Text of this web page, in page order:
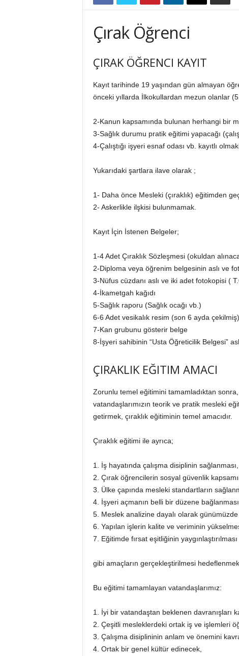
k
Çırak Öğrenci
ÇIRAK ÖĞRENCI KAYIT
Kayıt tarihinde 19 yaşından gün almayan
önceki yıllarda İlkokullardan mezun olanlar
2-Kanun kapsamında bulunan herhangi bir
3-Sağlık durumu pratik eğitimi yapacağı
4-Çalıştığı işyeri esnaf odası vb. kayıtlı
Yukarıdaki şartlara ilave olarak ;
1- Daha önce Mesleki (çıraklık) eğitimden
2- Askerlikle ilşkisi bulunmamak.
Kayıt İçin İstenen Belgeler;
1-4 Adet Çıraklık Sözleşmesi (okuldan
2-Diploma veya öğrenim belgesinin aslı ve
3-Nüfus cüzdanı aslı ve iki adet fotokopisi (
4-İkametgah kağıdı
5-Sağlık raporu (Sağlık ocağı vb.)
6-6 Adet vesikalık resim (son 6 ayda çekilmiş)
7-Kan grubunu gösterir belge
8-İşyeri sahibinin “Usta Öğreticilik Belgesi”
ÇIRAKLIK EĞITIM AMACI
Zorunlu temel eğitimini tamamladıktan
vatandaşlarımızın teorik ve pratik mesleki
getirmek, çıraklık eğitiminin temel amacıdır.
Çıraklık eğitimi ile ayrıca;
1. İş hayatında çalışma disiplinin sağlanması,
2. Çırak öğrencilerin sosyal güvenlik
3. Ülke çapında mesleki standartların
4. İşyeri açmanın belli bir düzene bağlanması,
5. Meslek analizine dayalı olarak
6. Yapılan işlerin kalite ve veriminin
7. Eğitimde fırsat eşitliğinin yaygınlaştırılması
gibi amaçların gerçekleştirilmesi
Bu eğitimi tamamlayan vatandaşlarımız:
1. İyi bir vatandaştan beklenen davranışları
2. Çeşitli mesleklerdeki ortak iş ve işlemleri
3. Çalışma disiplininin anlam ve önemini
4. Ortak bir genel kültür edinecek,